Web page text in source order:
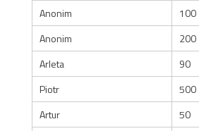
Anonim
100
Anonim
200
Arleta
90
Piotr
500
Artur
50